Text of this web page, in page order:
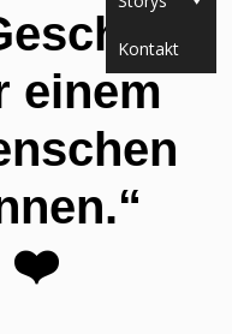
Kontakt
einem